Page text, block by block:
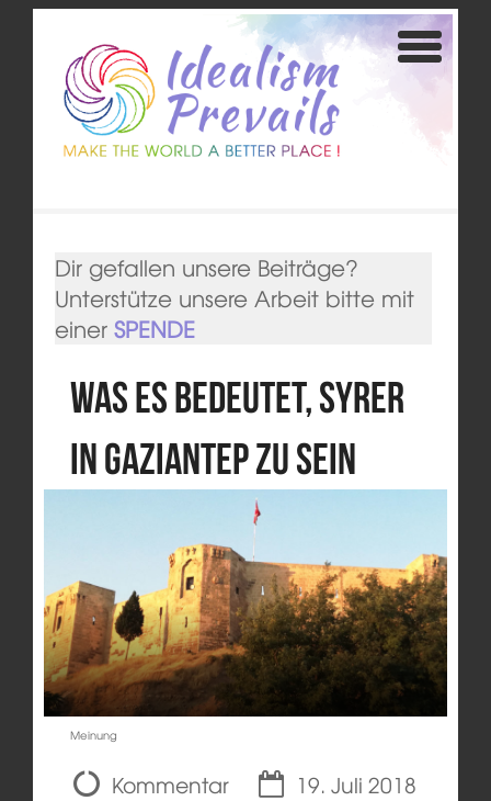
Dir gefallen unsere Beiträge?
Unterstütze unsere Arbeit bitte mit
einer SPENDE
Was es bedeutet, Syrer
in Gaziantep zu sein
Meinung
Kommentar
19. Juli 2018